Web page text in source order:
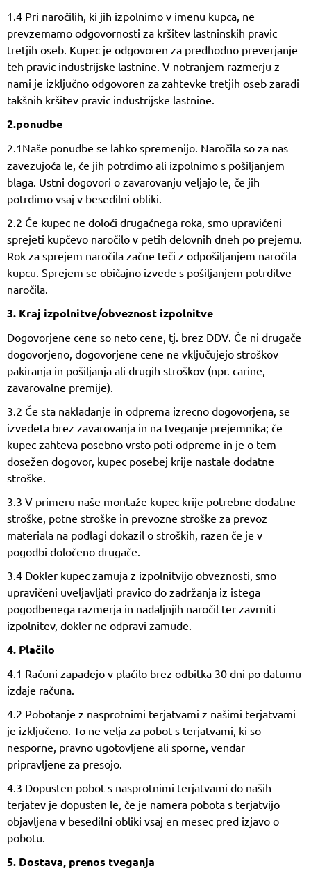
1.4 Pri naročilih, ki jih izpolnimo v imenu kupca, ne
prevzemamo odgovornosti za kršitev lastninskih pravic
tretjih oseb. Kupec je odgovoren za predhodno preverjanje
teh pravic industrijske lastnine. V notranjem razmerju z
nami je izključno odgovoren za zahtevke tretjih oseb zaradi
takšnih kršitev pravic industrijske lastnine.
2.ponudbe
2.1 Naše ponudbe se lahko spremenijo. Naročila so za nas
zavezujoča le, če jih potrdimo ali izpolnimo s pošiljanjem
blaga. Ustni dogovori o zavarovanju veljajo le, če jih
potrdimo vsaj v besedilni obliki.
2.2 Če kupec ne določi drugačnega roka, smo upravičeni
sprejeti kupčevo naročilo v petih delovnih dneh po prejemu.
Rok za sprejem naročila začne teči z odpošiljanjem naročila
kupcu. Sprejem se običajno izvede s pošiljanjem potrditve
naročila.
3. Kraj izpolnitve/obveznost izpolnitve
Dogovorjene cene so neto cene, tj. brez DDV. Če ni drugače
dogovorjeno, dogovorjene cene ne vključujejo stroškov
pakiranja in pošiljanja ali drugih stroškov (npr. carine,
zavarovalne premije).
3.2 Če sta nakladanje in odprema izrecno dogovorjena, se
izvedeta brez zavarovanja in na tveganje prejemnika; če
kupec zahteva posebno vrsto poti odpreme in je o tem
dosežen dogovor, kupec posebej krije nastale dodatne
stroške.
3.3 V primeru naše montaže kupec krije potrebne dodatne
stroške, potne stroške in prevozne stroške za prevoz
materiala na podlagi dokazil o stroških, razen če je v
pogodbi določeno drugače.
3.4 Dokler kupec zamuja z izpolnitvijo obveznosti, smo
upravičeni uveljavljati pravico do zadržanja iz istega
pogodbenega razmerja in nadaljnjih naročil ter zavrniti
izpolnitev, dokler ne odpravi zamude.
4. Plačilo
4.1 Računi zapadejo v plačilo brez odbitka 30 dni po datumu
izdaje računa.
4.2 Pobotanje z nasprotnimi terjatvami z našimi terjatvami
je izključeno. To ne velja za pobot s terjatvami, ki so
nesporne, pravno ugotovljene ali sporne, vendar
pripravljene za presojo.
4.3 Dopusten pobot s nasprotnimi terjatvami do naših
terjatev je dopusten le, če je namera pobota s terjatvijo
objavljena v besedilni obliki vsaj en mesec pred izjavo o
pobotu.
5. Dostava, prenos tveganja